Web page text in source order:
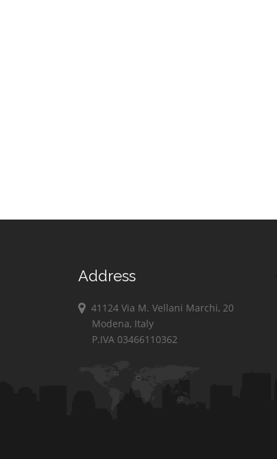
Address
41124 Via M. Vellani Marchi, 20
Modena, Italy
P.IVA 03466110362